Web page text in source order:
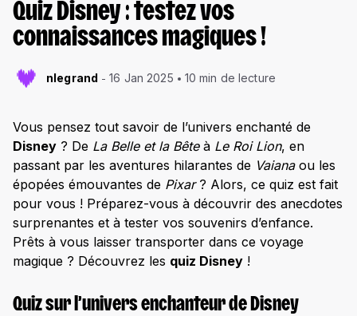
Quiz Disney : testez vos
connaissances magiques !
nlegrand 16 Jan 2025 10 min de lecture
Vous pensez tout savoir de l’univers enchanté de
Disney ? De La Belle et la Bêteà Le Roi Lion, en
passant par les aventures hilarantes de Vaianaou les
épopées émouvantes de Pixar? Alors, ce quiz est fait
pour vous ! Préparez-vous à découvrir des anecdotes
surprenantes et à tester vos souvenirs d’enfance.
Prêts à vous laisser transporter dans ce voyage
magique ? Découvrez les quiz Disney !
Quiz sur l’univers enchanteur de Disney